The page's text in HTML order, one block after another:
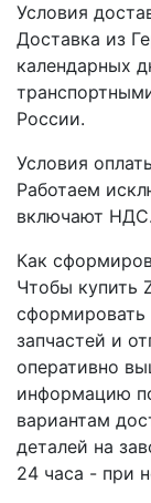
Условия
Доставка из
календарных
России.
Условия
Работаем
включают НДС.
Как
Чтобы купить
сформировать
запчастей и
оперативно
информацию
вариантам
деталей на
24 часа - при